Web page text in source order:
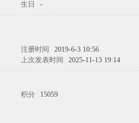
生日 -
注册时间 2019-6-3 10:56
上次发表时间 2025-11-13 19:14
积分 15059